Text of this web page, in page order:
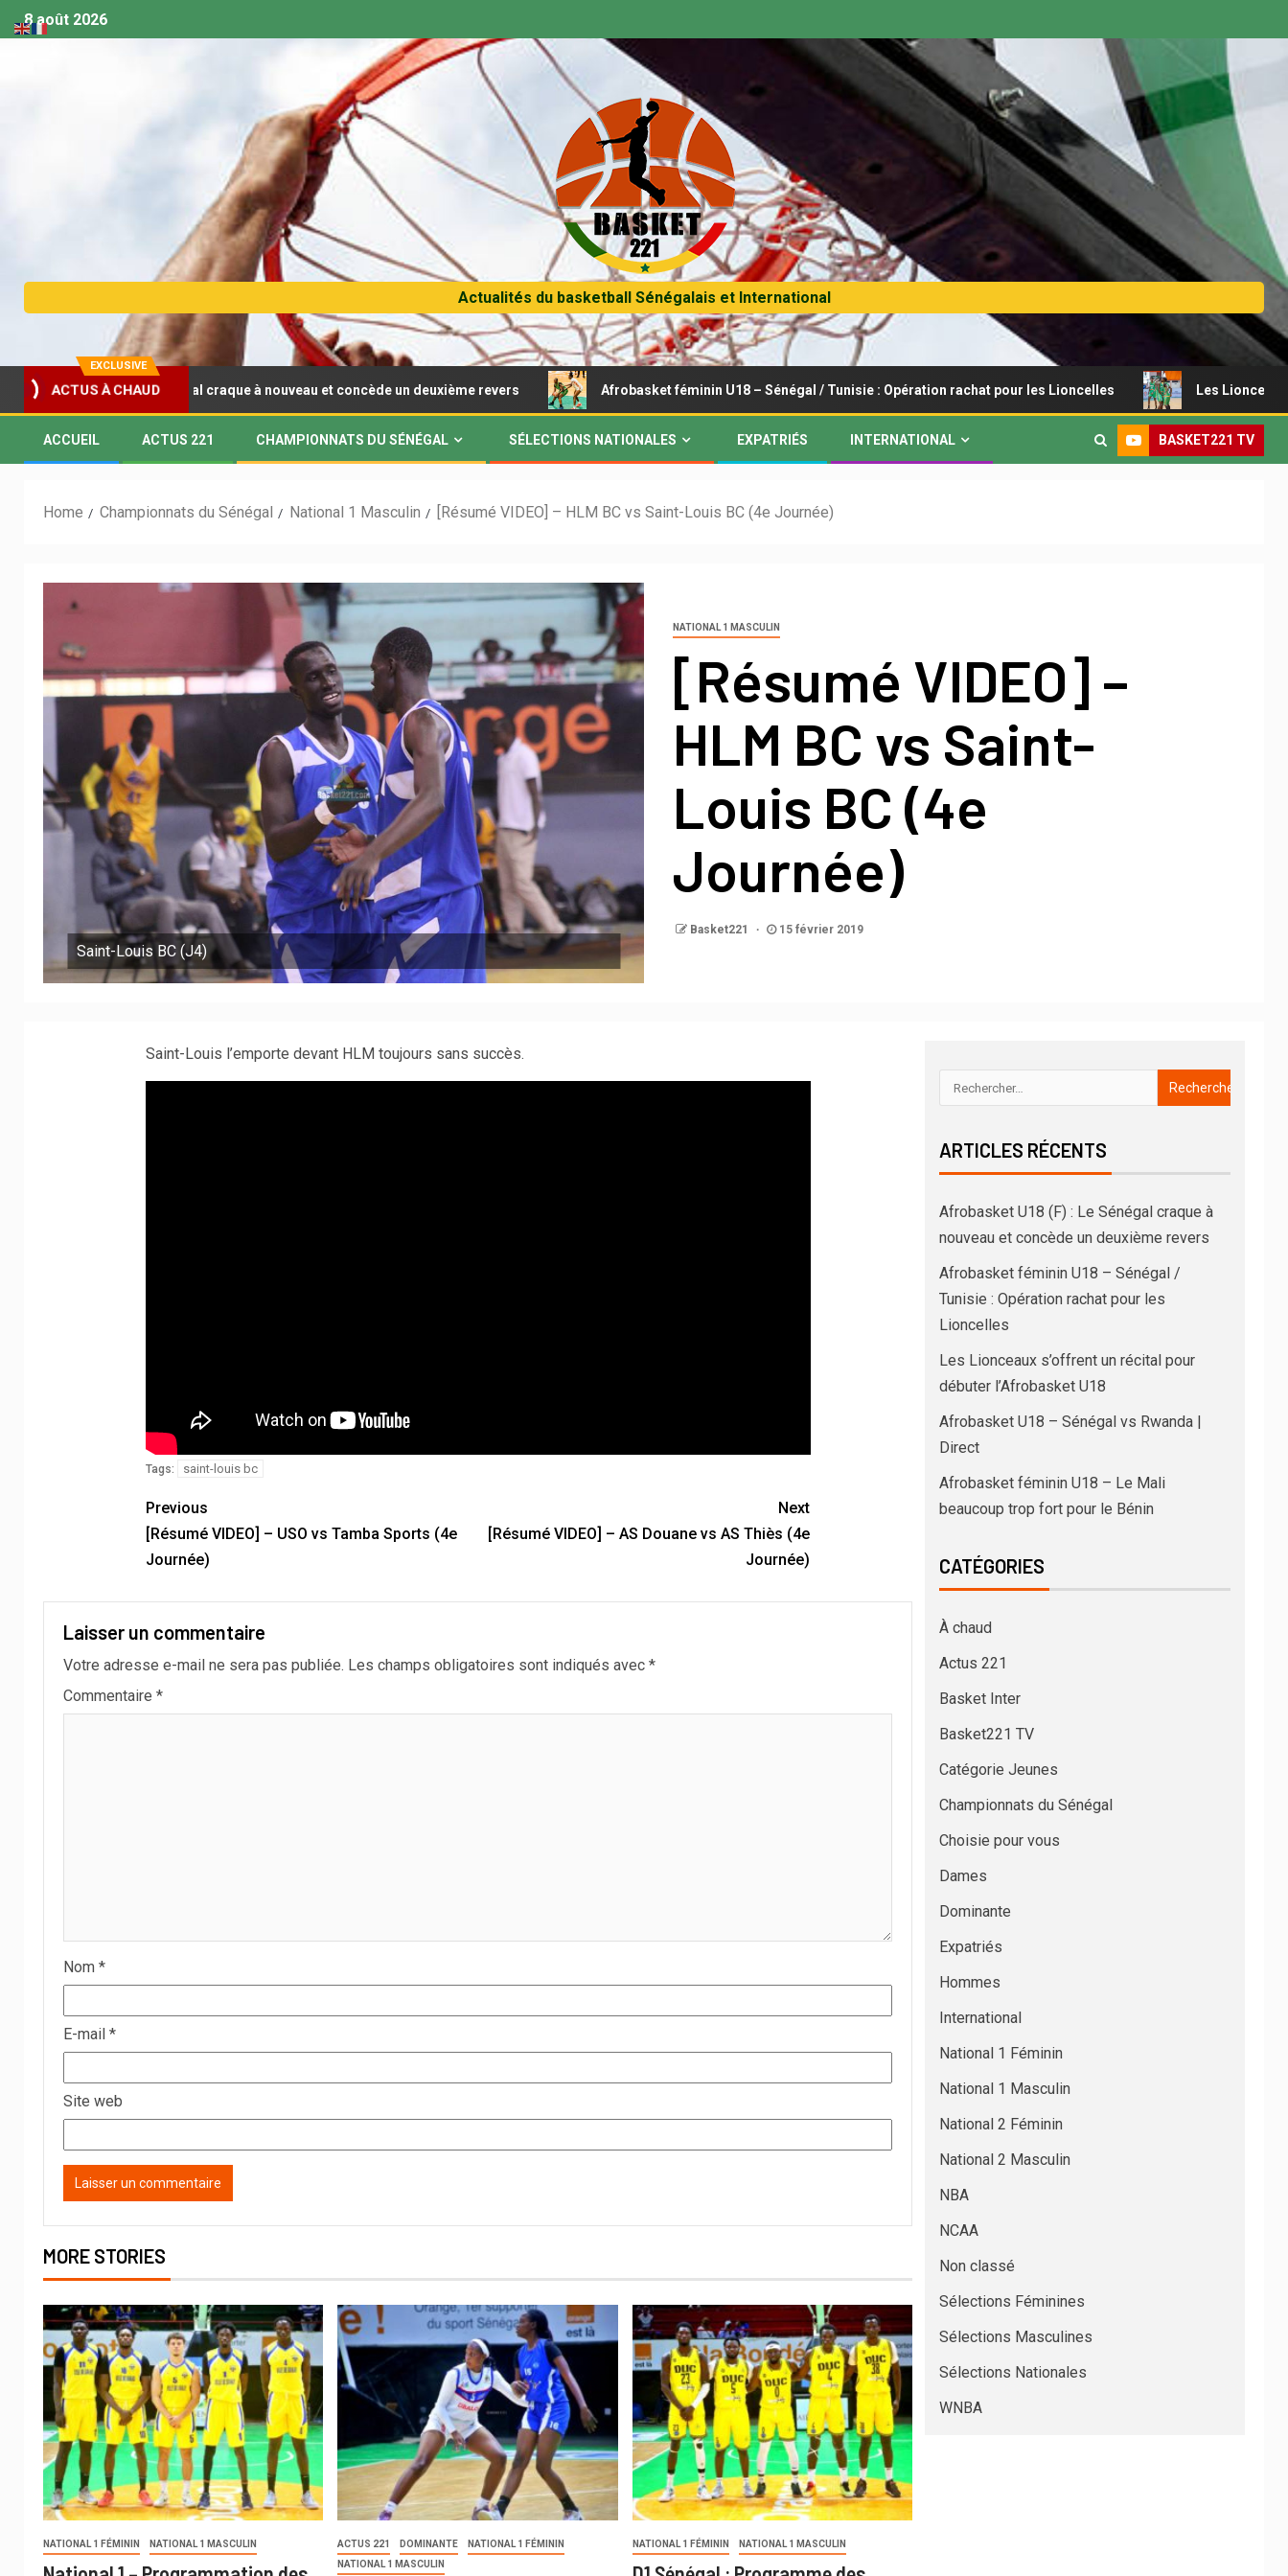
8 août 2026
Actualités du basketball Sénégalais et International
EXCLUSIVE
ACTUS À CHAUD
U18 (F) : Le Sénégal craque à nouveau et concède un deuxième revers Afrobasket féminin U18 – Sénégal / Tunisie : Opération rachat pour les Lioncelles Les Lionceaux s’offrent
ACCUEIL ACTUS 221 CHAMPIONNATS DU SÉNÉGAL SÉLECTIONS NATIONALES EXPATRIÉS INTERNATIONAL BASKET221 TV
Home Championnats du Sénégal National 1 Masculin [Résumé VIDEO] – HLM BC vs Saint-Louis BC (4e Journée)
Saint-Louis BC (J4)
NATIONAL 1 MASCULIN
[Résumé VIDEO] –
HLM BC vs Saint-
Louis BC (4e
Journée)
Basket221 15 février 2019
Saint-Louis l’emporte devant HLM toujours sans succès.
Tags: saint-louis bc
Previous
[Résumé VIDEO] – USO vs Tamba Sports (4e
Journée)
Next
[Résumé VIDEO] – AS Douane vs AS Thiès (4e
Journée)
Laisser un commentaire
Votre adresse e-mail ne sera pas publiée. Les champs obligatoires sont indiqués avec *
Commentaire *
Nom *
E-mail *
Site web
MORE STORIES
NATIONAL 1 FÉMININ NATIONAL 1 MASCULIN ACTUS 221 DOMINANTE
NATIONAL 1 FÉMININ
NATIONAL 1 MASCULIN
NATIONAL 1 FÉMININ NATIONAL 1 MASCULIN
ARTICLES RÉCENTS
Afrobasket U18 (F) : Le Sénégal craque à
nouveau et concède un deuxième revers
Afrobasket féminin U18 – Sénégal /
Tunisie : Opération rachat pour les
Lioncelles
Les Lionceaux s’offrent un récital pour
débuter l’Afrobasket U18
Afrobasket U18 – Sénégal vs Rwanda |
Direct
Afrobasket féminin U18 – Le Mali
beaucoup trop fort pour le Bénin
CATÉGORIES
À chaud
Actus 221
Basket Inter
Basket221 TV
Catégorie Jeunes
Championnats du Sénégal
Choisie pour vous
Dames
Dominante
Expatriés
Hommes
International
National 1 Féminin
National 1 Masculin
National 2 Féminin
National 2 Masculin
NBA
NCAA
Non classé
Sélections Féminines
Sélections Masculines
Sélections Nationales
WNBA